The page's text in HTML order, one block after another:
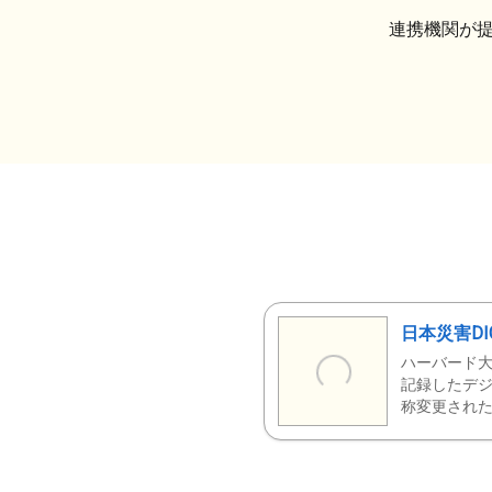
連携機関が
日本災害
ハーバード
記録したデ
称変更された